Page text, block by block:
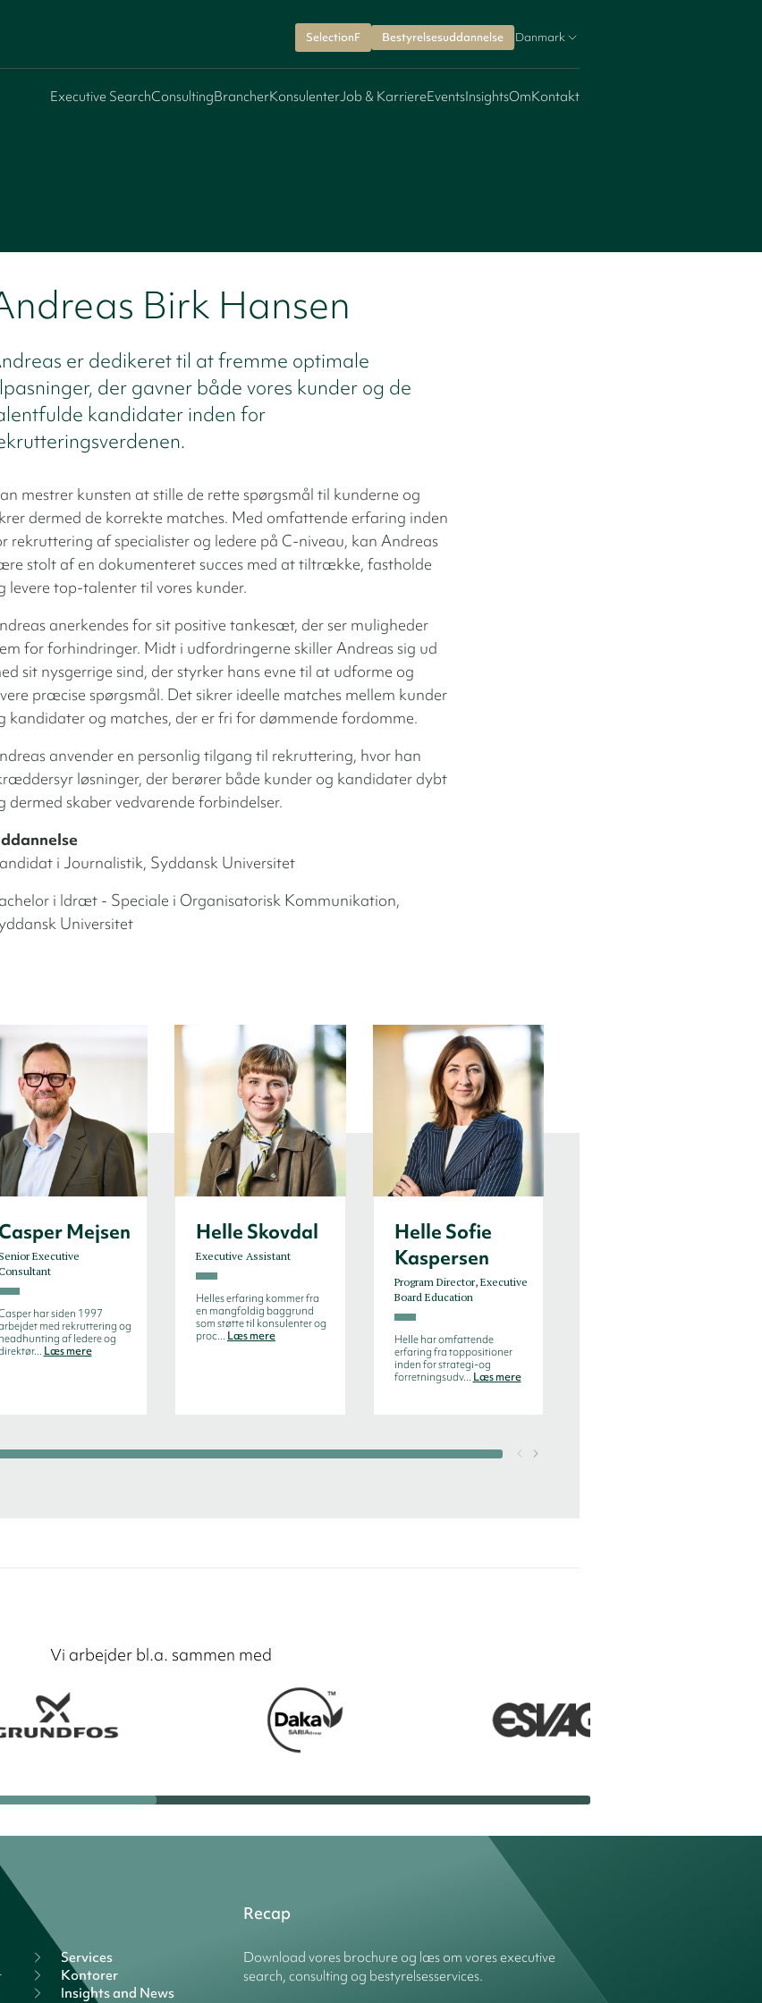
SelectionF Bestyrelsesuddannelse Danmark
Executive SearchConsultingBrancherKonsulenterJob & KarriereEventsInsightsOmKontakt
Birk Hansen
er dedikeret til at fremme optimale
der gavner både vores kunder og de
kandidater inden for
mestrer kunsten at stille de rette spørgsmål til kunderne og
dermed de korrekte matches. Med omfattende erfaring inden
rekruttering af specialister og ledere på C-niveau, kan Andreas
stolt af en dokumenteret succes med at tiltrække, fastholde
levere top-talenter til vores kunder.
anerkendes for sit positive tankesæt, der ser muligheder
for forhindringer. Midt i udfordringerne skiller Andreas sig ud
sit nysgerrige sind, der styrker hans evne til at udforme og
præcise spørgsmål. Det sikrer ideelle matches mellem kunder
kandidater og matches, der er fri for dømmende fordomme.
anvender en personlig tilgang til rekruttering, hvor han
løsninger, der berører både kunder og kandidater dybt
dermed skaber vedvarende forbindelser.
i Journalistik, Syddansk Universitet
i Idræt - Speciale i Organisatorisk Kommunikation,
Universitet
Casper Mejsen
Senior Executive
har siden 1997
med rekruttering og
headhunting af ledere og
Læs mere
Helle Skovdal
Executive Assistant
Helles erfaring kommer fra
en mangfoldig baggrund
som støtte til konsulenter og
proc... Læs mere
Helle Sofie
Kaspersen
Program Director, Executive
Board Education
Helle har omfattende
erfaring fra toppositioner
inden for strategi-og
forretningsudv... Læs mere
Vi arbejder bl.a. sammen med
Services
Kontorer
Insights and News
Recap
Download vores brochure og læs om vores executive
search, consulting og bestyrelsesservices.